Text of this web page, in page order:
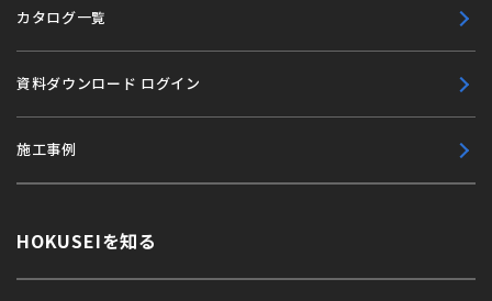
カタログ一覧
資料ダウンロード ログイン
施工事例
HOKUSEIを知る